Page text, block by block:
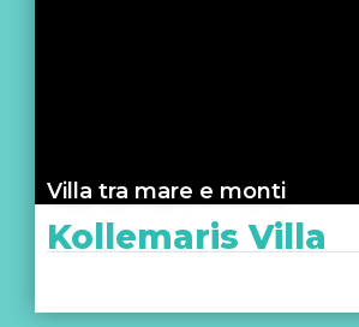
Villa tra mare e monti
Kollemaris Villa